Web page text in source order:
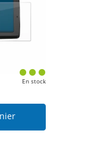
En stock